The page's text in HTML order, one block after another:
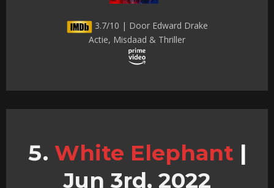
3.7/10 | Door Edward Drake
Actie, Misdaad & Thriller
White Elephant |
Jun 3rd, 2022